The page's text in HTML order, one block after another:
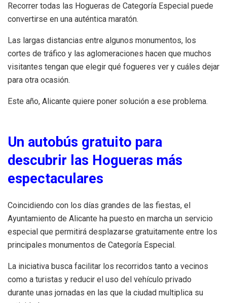
Recorrer todas las Hogueras de Categoría Especial puede
convertirse en una auténtica maratón.
Las largas distancias entre algunos monumentos, los
cortes de tráfico y las aglomeraciones hacen que muchos
visitantes tengan que elegir qué fogueres ver y cuáles dejar
para otra ocasión.
Este año, Alicante quiere poner solución a ese problema.
Un autobús gratuito para
descubrir las Hogueras más
espectaculares
Coincidiendo con los días grandes de las fiestas, el
Ayuntamiento de Alicante ha puesto en marcha un servicio
especial que permitirá desplazarse gratuitamente entre los
principales monumentos de Categoría Especial.
La iniciativa busca facilitar los recorridos tanto a vecinos
como a turistas y reducir el uso del vehículo privado
durante unas jornadas en las que la ciudad multiplica su